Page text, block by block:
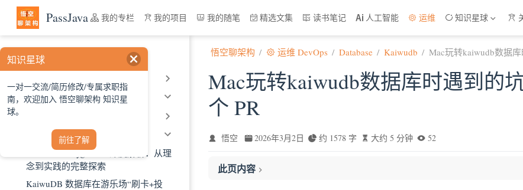
跳至主要內容
PassJava 我的专栏 我的项目 我的随笔 精选文集 读书笔记 人工智能 运维 知识星球
运维
Database
Kaiwudb
KaiwuDB Playground 深度解析：从理
念到实践的完整探索
KaiwuDB 数据库在游乐场“刷卡+投
悟空聊架构 运维 DevOps Database Kaiwudb Mac玩转kaiwudb数据
Mac玩转kaiwudb数据库时遇到的
个 PR
悟空 2026年3月2日 约 1578 字 大约 5 分钟 52
此页内容
知识星球
一对一交流/简历修改/专属求职指
南，欢迎加入 悟空聊架构 知识星
球。
前往了解